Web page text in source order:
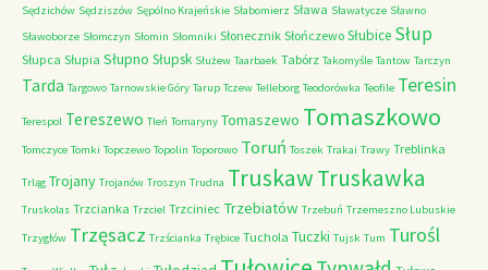
Sędzichów Sędziszów Sępólno Krajeńskie Słabomierz Sława Sławatycze Sławno
Sławoborze Słomczyn Słomin Słomniki Słonecznik Słończewo Słubice Słup
Słupca Słupia Słupno Słupsk Służew Taarbaek Tabórz Takomyśle Tantow Tarczyn
Tarda Targowo Tarnowskie Góry Tarup Tczew Telleborg Teodorówka Teofile Teresin
Terespol Tereszewo Tleń Tomaryny Tomaszewo Tomaszkowo
Tomczyce Tomki Topczewo Topolin Toporowo Toruń Toszek Trakai Trawy Treblinka
Trląg Trojany Trojanów Troszyn Trudna TruskawTruskawka
Truskolas Trzcianka Trzciel Trzciniec Trzebiatów Trzebuń Trzemeszno Lubuskie
Trzygłów Trzęsacz Trzścianka Trębice Tuchola Tuczki Tujsk Tum Turośl